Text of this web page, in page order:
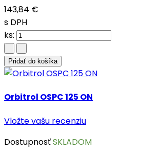
143,84 €
s DPH
ks:
Pridať do košíka
Orbitrol OSPC 125 ON
Vložte vašu recenziu
DostupnosťSKLADOM